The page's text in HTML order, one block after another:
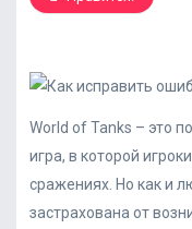
World of Tanks – это
игра, в которой
сражениях. Но как и
застрахована от